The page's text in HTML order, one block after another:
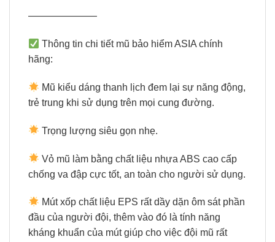
———————
Thông tin chi tiết mũ bảo hiểm ASIA chính
hãng:
Mũ kiểu dáng thanh lịch đem lại sự năng động,
trẻ trung khi sử dụng trên mọi cung đường.
Trọng lượng siêu gọn nhẹ.
Vỏ mũ làm bằng chất liệu nhựa ABS cao cấp
chống va đập cực tốt, an toàn cho người sử dụng.
Mút xốp chất liệu EPS rất dầy dặn ôm sát phần
đầu của người đội, thêm vào đó là tính năng
kháng khuẩn của mút giúp cho việc đội mũ rất